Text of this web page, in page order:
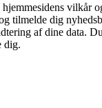
vilkår
tilmelde dig
af dine data.
dig.